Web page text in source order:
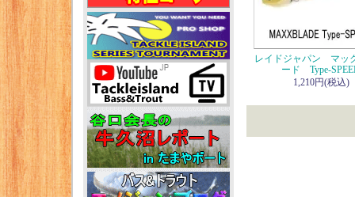
レイドジャパン マッ
ード Type-
1,210円(税込)